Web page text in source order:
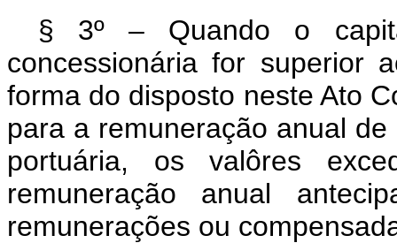
§ 3º – Quando o
concessionária for superior
forma do disposto neste Ato
para a remuneração anual
portuária, os valôres
remuneração anual
remunerações ou